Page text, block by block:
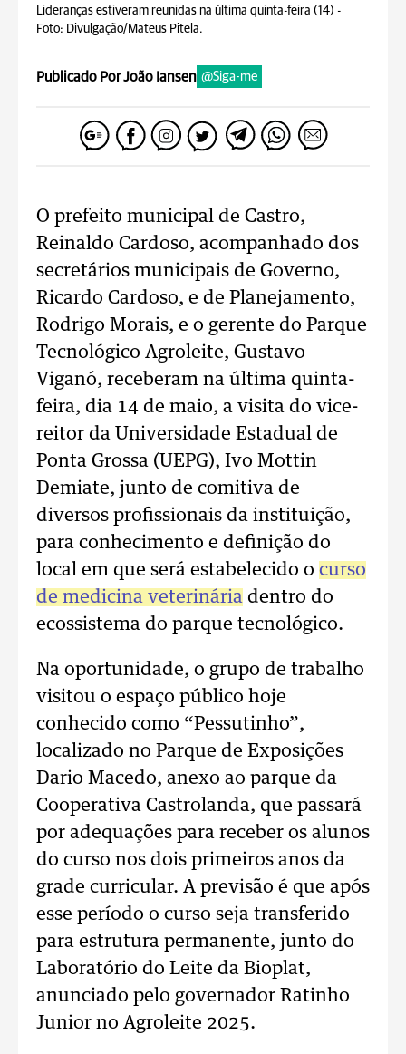
Lideranças estiveram reunidas na última quinta-feira (14) -
Foto: Divulgação/Mateus Pitela.
Publicado Por João Iansen @Siga-me
O prefeito municipal de Castro,
Reinaldo Cardoso, acompanhado dos
secretários municipais de Governo,
Ricardo Cardoso, e de Planejamento,
Rodrigo Morais, e o gerente do Parque
Tecnológico Agroleite, Gustavo
Viganó, receberam na última quinta-
feira, dia 14 de maio, a visita do vice-
reitor da Universidade Estadual de
Ponta Grossa (UEPG), Ivo Mottin
Demiate, junto de comitiva de
diversos profissionais da instituição,
para conhecimento e definição do
local em que será estabelecido o curso
de medicina veterinária dentro do
ecossistema do parque tecnológico.
Na oportunidade, o grupo de trabalho
visitou o espaço público hoje
conhecido como “Pessutinho”,
localizado no Parque de Exposições
Dario Macedo, anexo ao parque da
Cooperativa Castrolanda, que passará
por adequações para receber os alunos
do curso nos dois primeiros anos da
grade curricular. A previsão é que após
esse período o curso seja transferido
para estrutura permanente, junto do
Laboratório do Leite da Bioplat,
anunciado pelo governador Ratinho
Junior no Agroleite 2025.